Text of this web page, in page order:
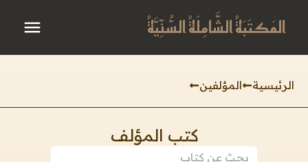
المَكتَبَةُ الشَّامِلَةُ السُّنِّيَّةُ
الرئيسية المؤلفين
كتب المؤلف